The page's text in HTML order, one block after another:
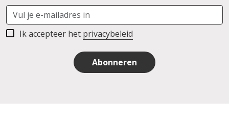
Ik accepteer het privacybeleid
Abonneren